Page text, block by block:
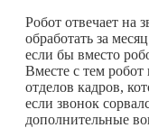
Робот отвечает на
обработать за
если бы вместо
Вместе с тем
отделов кадров,
если звонок
дополнительные